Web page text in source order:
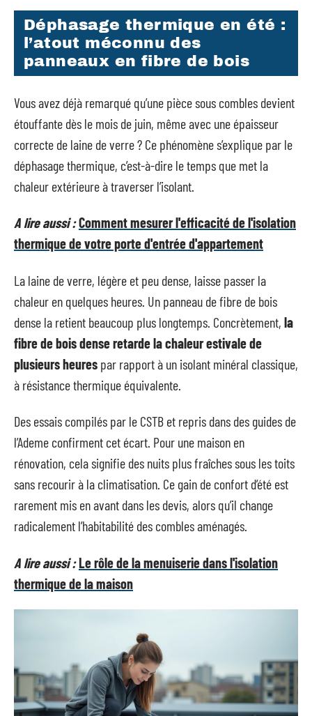
Déphasage thermique en été :
l’atout méconnu des
panneaux en fibre de bois
Vous avez déjà remarqué qu’une pièce sous combles devient
étouffante dès le mois de juin, même avec une épaisseur
correcte de laine de verre ? Ce phénomène s’explique par le
déphasage thermique, c’est-à-dire le temps que met la
chaleur extérieure à traverser l’isolant.
A lire aussi :Comment mesurer l'efficacité de l'isolation
thermique de votre porte d'entrée d'appartement
La laine de verre, légère et peu dense, laisse passer la
chaleur en quelques heures. Un panneau de fibre de bois
dense la retient beaucoup plus longtemps. Concrètement, la
fibre de bois dense retarde la chaleur estivale de
plusieurs heures par rapport à un isolant minéral classique,
à résistance thermique équivalente.
Des essais compilés par le CSTB et repris dans des guides de
l’Ademe confirment cet écart. Pour une maison en
rénovation, cela signifie des nuits plus fraîches sous les toits
sans recourir à la climatisation. Ce gain de confort d’été est
rarement mis en avant dans les devis, alors qu’il change
radicalement l’habitabilité des combles aménagés.
A lire aussi :Le rôle de la menuiserie dans l'isolation
thermique de la maison